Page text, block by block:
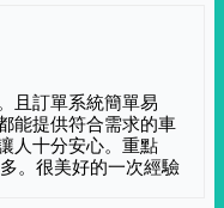
且訂單系統簡單易
能提供符合需求的車
人十分安心。重點
。很美好的一次經驗